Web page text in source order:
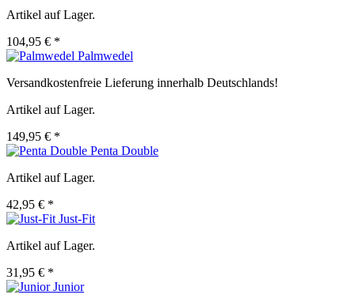
Artikel auf Lager.
104,95 € *
Palmwedel
Versandkostenfreie Lieferung innerhalb Deutschlands!
Artikel auf Lager.
149,95 € *
Penta Double
Artikel auf Lager.
42,95 € *
Just-Fit
Artikel auf Lager.
31,95 € *
Junior